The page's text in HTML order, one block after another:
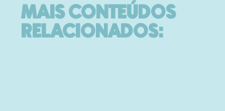
MAIS CONTEÚDOS
RELACIONADOS: